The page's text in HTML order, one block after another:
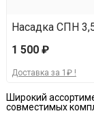
Насадка СПН
1 500 ₽
Доставка за 1₽ !
Широкий
совместимых